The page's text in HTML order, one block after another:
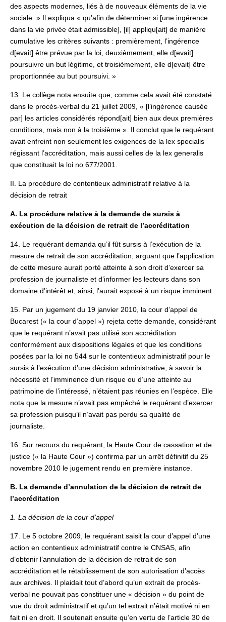
des aspects modernes, liés à de nouveaux éléments de la vie
sociale. » Il expliqua « qu’afin de déterminer si [une ingérence
dans la vie privée était admissible], [il] appliqu[ait] de manière
cumulative les critères suivants : premièrement, l’ingérence
d[evait] être prévue par la loi, deuxièmement, elle d[evait]
poursuivre un but légitime, et troisièmement, elle d[evait] être
proportionnée au but poursuivi. »
13. Le collège nota ensuite que, comme cela avait été constaté
dans le procès-verbal du 21 juillet 2009, « [l’ingérence causée
par] les articles considérés répond[ait] bien aux deux premières
conditions, mais non à la troisième ». Il conclut que le requérant
avait enfreint non seulement les exigences de la lex specialis
régissant l’accréditation, mais aussi celles de la lex generalis
que constituait la loi no 677/2001.
II. La procédure de contentieux administratif relative à la
décision de retrait
A. La procédure relative à la demande de sursis à
exécution de la décision de retrait de l’accréditation
14. Le requérant demanda qu’il fût sursis à l’exécution de la
mesure de retrait de son accréditation, arguant que l’application
de cette mesure aurait porté atteinte à son droit d’exercer sa
profession de journaliste et d’informer les lecteurs dans son
domaine d’intérêt et, ainsi, l’aurait exposé à un risque imminent.
15. Par un jugement du 19 janvier 2010, la cour d’appel de
Bucarest (« la cour d’appel ») rejeta cette demande, considérant
que le requérant n’avait pas utilisé son accréditation
conformément aux dispositions légales et que les conditions
posées par la loi no 544 sur le contentieux administratif pour le
sursis à l’exécution d’une décision administrative, à savoir la
nécessité et l’imminence d’un risque ou d’une atteinte au
patrimoine de l’intéressé, n’étaient pas réunies en l’espèce. Elle
nota que la mesure n’avait pas empêché le requérant d’exercer
sa profession puisqu’il n’avait pas perdu sa qualité de
journaliste.
16. Sur recours du requérant, la Haute Cour de cassation et de
justice (« la Haute Cour ») confirma par un arrêt définitif du 25
novembre 2010 le jugement rendu en première instance.
B. La demande d’annulation de la décision de retrait de
l’accréditation
1. La décision de la cour d’appel
17. Le 5 octobre 2009, le requérant saisit la cour d’appel d’une
action en contentieux administratif contre le CNSAS, afin
d’obtenir l’annulation de la décision de retrait de son
accréditation et le rétablissement de son autorisation d’accès
aux archives. Il plaidait tout d’abord qu’un extrait de procès-
verbal ne pouvait pas constituer une « décision » du point de
vue du droit administratif et qu’un tel extrait n’était motivé ni en
fait ni en droit. Il soutenait ensuite qu’en vertu de l’article 30 de